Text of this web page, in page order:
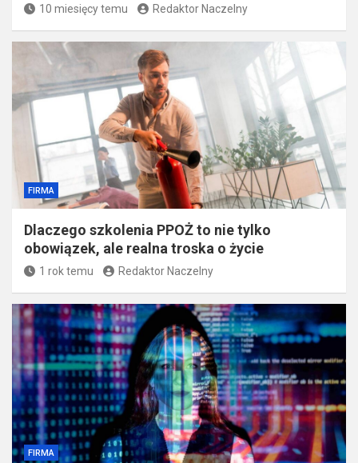
10 miesięcy temu Redaktor Naczelny
FIRMA
Dlaczego szkolenia PPOŻ to nie tylko
obowiązek, ale realna troska o życie
1 rok temu Redaktor Naczelny
FIRMA